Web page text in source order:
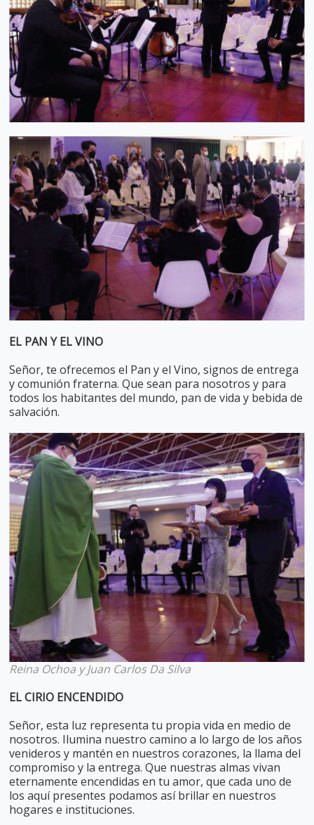
EL PAN Y EL VINO
Señor, te ofrecemos el Pan y el Vino, signos de entrega
y comunión fraterna. Que sean para nosotros y para
todos los habitantes del mundo, pan de vida y bebida de
salvación.
Reina Ochoa y Juan Carlos Da Silva
EL CIRIO ENCENDIDO
Señor, esta luz representa tu propia vida en medio de
nosotros. Ilumina nuestro camino a lo largo de los años
venideros y mantén en nuestros corazones, la llama del
compromiso y la entrega. Que nuestras almas vivan
eternamente encendidas en tu amor, que cada uno de
los aquí presentes podamos así brillar en nuestros
hogares e instituciones.